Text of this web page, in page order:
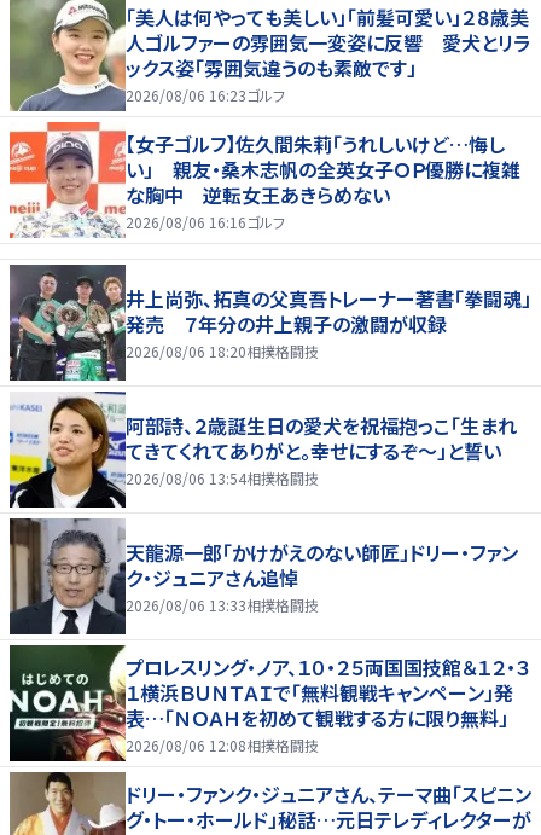
「美人は何やっても美しい」「前髪可愛い」２８歳美
人ゴルファーの雰囲気一変姿に反響 愛犬とリラ
ックス姿「雰囲気違うのも素敵です」
2026/08/06 16:23ゴルフ
【女子ゴルフ】佐久間朱莉「うれしいけど…悔し
い」 親友・桑木志帆の全英女子ＯＰ優勝に複雑
な胸中 逆転女王あきらめない
2026/08/06 16:16ゴルフ
井上尚弥、拓真の父真吾トレーナー著書「拳闘魂」
発売 ７年分の井上親子の激闘が収録
2026/08/06 18:20相撲格闘技
阿部詩、２歳誕生日の愛犬を祝福抱っこ「生まれ
てきてくれてありがと。幸せにするぞ～」と誓い
2026/08/06 13:54相撲格闘技
天龍源一郎「かけがえのない師匠」ドリー・ファン
ク・ジュニアさん追悼
2026/08/06 13:33相撲格闘技
プロレスリング・ノア、１０・２５両国国技館＆１２・３
１横浜ＢＵＮＴＡＩで「無料観戦キャンペーン」発
表…「ＮＯＡＨを初めて観戦する方に限り無料」
2026/08/06 12:08相撲格闘技
ドリー・ファンク・ジュニアさん、テーマ曲「スピニン
グ・トー・ホールド」秘話…元日テレディレクターが